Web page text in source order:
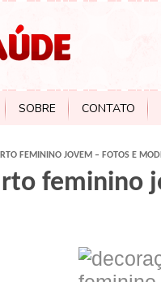
SOBRE CONTATO
FEMININO JOVEM – FOTOS E
feminino